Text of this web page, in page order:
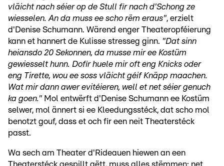
vläicht nach séier op de Stull fir nach d'Schong ze
wiesselen. An da muss ee scho rëm eraus", erzielt
d'Denise Schumann. Wärend enger Theateropféierung
kann et hannert de Kulisse stresseg ginn. "Dat sinn
heiansdo 20 Sekonnen, da musse mir ee Kostüm
gewiesselt hunn. Dofir huele mir oft eng Knicks oder
eng Tirette, wou ee soss vläicht géif Knäpp maachen.
Wat mir dann awer evitéieren, well et net séier genuch
ka goen." Mol entwërft d'Denise Schumann ee Kostüm
selwer, mol ännert si ee Kleedungsstéck, dat scho mol
benotzt gouf, dass et och fir een neit Theaterstéck
passt.
Wa sech am Theater d'Rideauen hiewen an een
Theaterstéck gespillt gëtt, muss alles stëmmen: net